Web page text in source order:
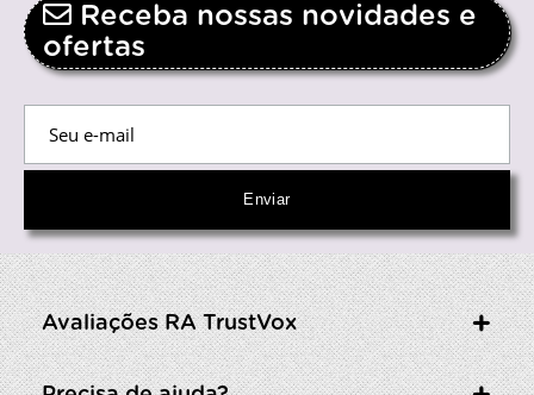
Receba nossas novidades e
ofertas
Avaliações RA TrustVox